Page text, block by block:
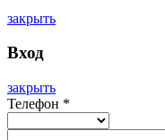
закрыть
Вход
закрыть
Телефон *